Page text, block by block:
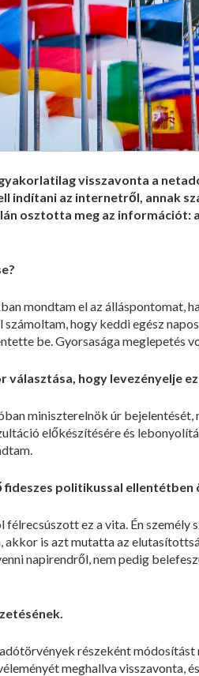
visszavonta a
indítani az internetről, annak
osztotta meg az információt:
mondtam el az álláspontomat,
hogy keddi egész
be. Gyorsasága meglepetés
választása, hogy levezényelje
miniszterelnök úr
előkészítésére és
politikussal
félrecsúszott ez a vita. Én
is azt mutatta az
napirendről, nem pedig
részeként
meghallva visszavonta,